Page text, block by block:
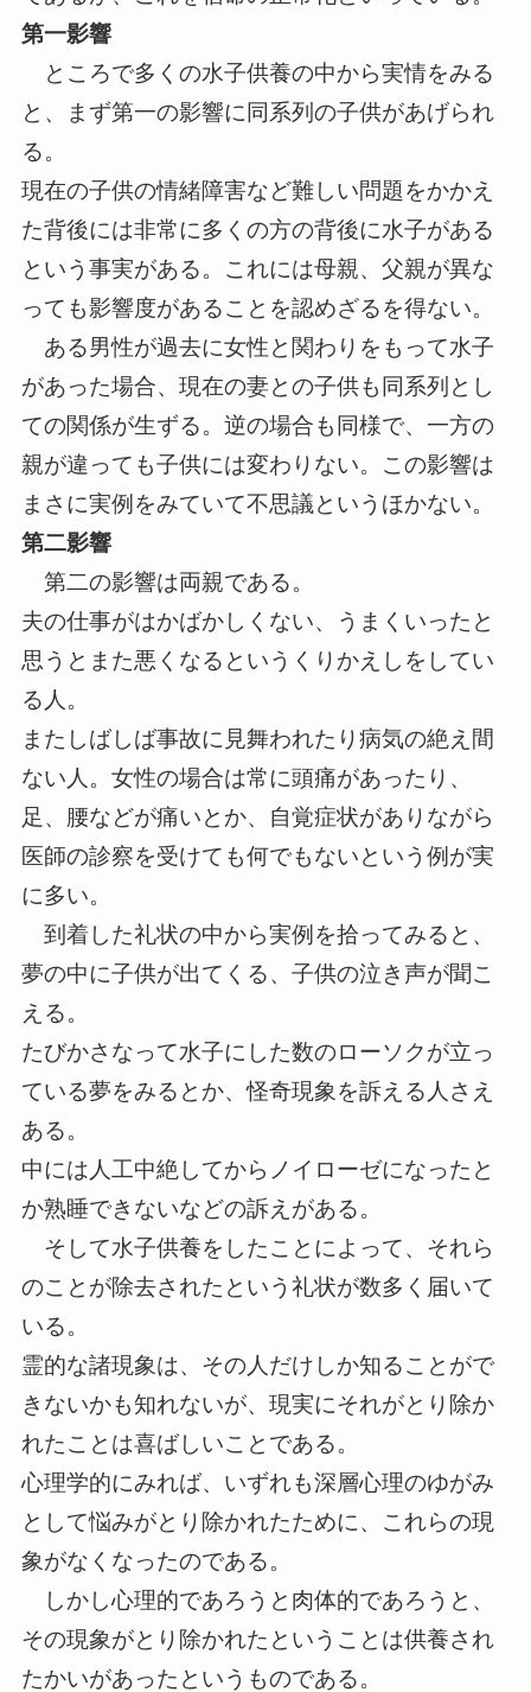
第一影響
ところで多くの水子供養の中から実情をみる
と、まず第一の影響に同系列の子供があげられ
る。
現在の子供の情緒障害など難しい問題をかかえ
た背後には非常に多くの方の背後に水子がある
という事実がある。これには母親、父親が異な
っても影響度があることを認めざるを得ない。
ある男性が過去に女性と関わりをもって水子
があった場合、現在の妻との子供も同系列とし
ての関係が生ずる。逆の場合も同様で、一方の
親が違っても子供には変わりない。この影響は
まさに実例をみていて不思議というほかない。
第二影響
第二の影響は両親である。
夫の仕事がはかばかしくない、うまくいったと
思うとまた悪くなるというくりかえしをしてい
る人。
またしばしば事故に見舞われたり病気の絶え間
ない人。女性の場合は常に頭痛があったり、
足、腰などが痛いとか、自覚症状がありながら
医師の診察を受けても何でもないという例が実
に多い。
到着した礼状の中から実例を拾ってみると、
夢の中に子供が出てくる、子供の泣き声が聞こ
える。
たびかさなって水子にした数のローソクが立っ
ている夢をみるとか、怪奇現象を訴える人さえ
ある。
中には人工中絶してからノイローゼになったと
か熟睡できないなどの訴えがある。
そして水子供養をしたことによって、それら
のことが除去されたという礼状が数多く届いて
いる。
霊的な諸現象は、その人だけしか知ることがで
きないかも知れないが、現実にそれがとり除か
れたことは喜ばしいことである。
心理学的にみれば、いずれも深層心理のゆがみ
として悩みがとり除かれたために、これらの現
象がなくなったのである。
しかし心理的であろうと肉体的であろうと、
その現象がとり除かれたということは供養され
たかいがあったというものである。